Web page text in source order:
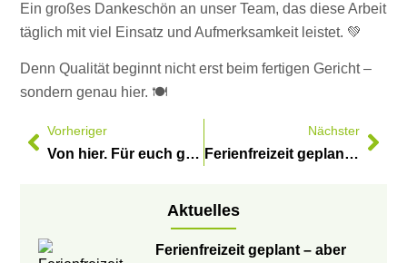
Ein großes Dankeschön an unser Team, das diese Arbeit
täglich mit viel Einsatz und Aufmerksamkeit leistet. 💚
Denn Qualität beginnt nicht erst beim fertigen Gericht –
sondern genau hier. 🍽️
Vorheriger
Von hier. Für euch gekocht.
Nächster
Ferienfreizeit geplant – aber noch keine Verpflegung?
Aktuelles
Ferienfreizeit geplant – aber